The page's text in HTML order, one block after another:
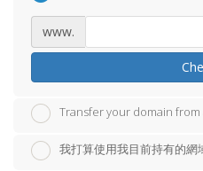
www.
Transfer your domain
我打算使用我目前持有的網